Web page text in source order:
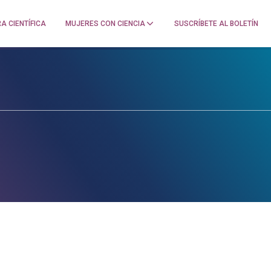
CIENTÍFICA MUJERES CON CIENCIA SUSCRÍBETE AL BOLETÍN